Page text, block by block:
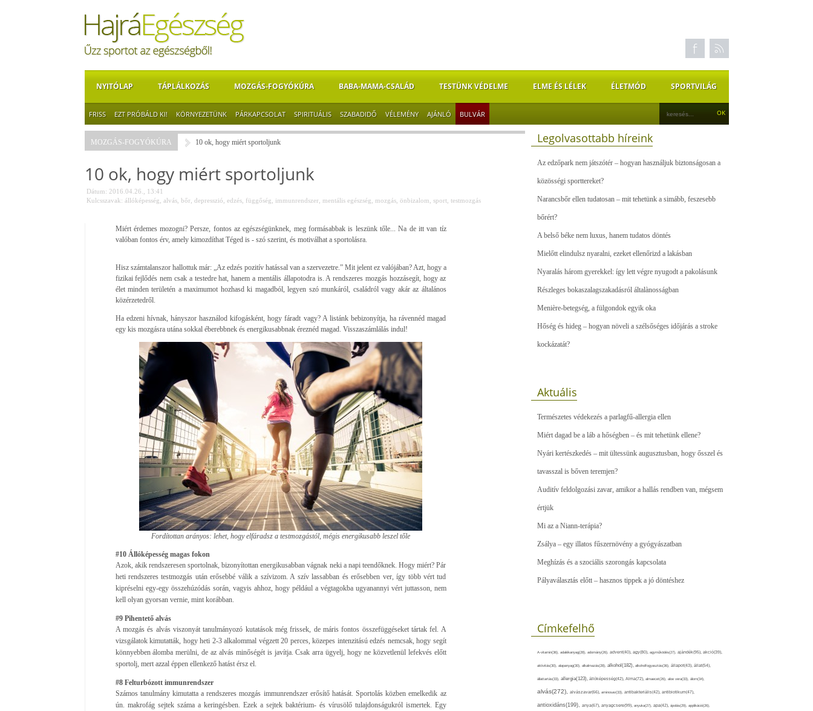
NYITÓLAP TÁPLÁLKOZÁS MOZGÁS-FOGYÓKÚRA BABA-MAMA-CSALÁD TESTÜNK VÉDELME ELME ÉS LÉLEK ÉLETMÓD SPORTVILÁG
FRISS EZT PRÓBÁLD KI! KÖRNYEZETÜNK PÁRKAPCSOLAT SPIRITUÁLIS SZABADIDŐ VÉLEMÉNY AJÁNLÓ BULVÁR
MOZGÁS-FOGYÓKÚRA 10 ok, hogy miért sportoljunk
10 ok, hogy miért sportoljunk
Dátum: 2016.04.26., 13:41
Kulcsszavak: állóképesség alvás, bőr, depresszió edzés, függőség immunrendszer, mentális egészség mozgás, önbizalom sport, testmozgás
Miért érdemes mozogni? Persze, fontos az egészségünknek, meg formásabbak is leszünk tőle... Na de itt van tíz
valóban fontos érv, amely kimozdíthat Téged is - szó szerint, és motiválhat a sportolásra.
Hisz számtalanszor hallottuk már: „Az edzés pozitív hatással van a szervezetre.” Mit jelent ez valójában? Azt, hogy a
fizikai fejlődés nem csak a testedre hat, hanem a mentális állapotodra is. A rendszeres mozgás hozzásegít, hogy az
élet minden területén a maximumot hozhasd ki magadból, legyen szó munkáról, családról vagy akár az általános
közérzetedről.
Ha edzeni hívnak, hányszor használod kifogásként, hogy fáradt vagy? A listánk bebizonyítja, ha rávennéd magad
egy kis mozgásra utána sokkal éberebbnek és energikusabbnak éreznéd magad. Visszaszámlálás indul!
Fordítottan arányos: lehet, hogy elfáradsz a testmozgástól, mégis energikusabb leszel tőle
#10 Állóképesség magas fokon
Azok, akik rendszeresen sportolnak, bizonyítottan energikusabban vágnak neki a napi teendőknek. Hogy miért? Pár
heti rendszeres testmozgás után erősebbé válik a szívizom. A szív lassabban és erősebben ver, így több vért tud
kipréselni egy-egy összehúzódás során, vagyis ahhoz, hogy például a végtagokba ugyanannyi vért juttasson, nem
kell olyan gyorsan vernie, mint korábban.
#9 Pihentető alvás
A mozgás és alvás viszonyát tanulmányozó kutatások még frissek, de máris fontos összefüggéseket tártak fel. A
vizsgálatok kimutatták, hogy heti 2-3 alkalommal végzett 20 perces, közepes intenzitású edzés nemcsak, hogy segít
könnyebben álomba merülni, de az alvás minőségét is javítja. Csak arra ügyelj, hogy ne közvetlenül lefekvés előtt
sportolj, mert azzal éppen ellenkező hatást érsz el.
#8 Felturbózott immunrendszer
Számos tanulmány kimutatta a rendszeres mozgás immunrendszer erősítő hatását. Sportolás közben emelkedik az
ún. makrofág sejtek száma a keringésben. Ezek a sejtek baktérium- és vírusölő tulajdonságukról ismertek. Egy
Legolvasottabb híreink
Az edzőpark nem játszótér – hogyan használjuk biztonságosan a
közösségi sporttereket?
Narancsbőr ellen tudatosan – mit tehetünk a simább, feszesebb
bőrért?
A belső béke nem luxus, hanem tudatos döntés
Mielőtt elindulsz nyaralni, ezeket ellenőrizd a lakásban
Nyaralás három gyerekkel: így lett végre nyugodt a pakolásunk
Részleges bokaszalagszakadásról általànosságban
Menière-betegség, a fülgondok egyik oka
Hőség és hideg – hogyan növeli a szélsőséges időjárás a stroke
kockázatát?
Aktuális
Természetes védekezés a parlagfű-allergia ellen
Miért dagad be a láb a hőségben – és mit tehetünk ellene?
Nyári kertészkedés – mit ültessünk augusztusban, hogy ősszel és
tavasszal is bőven teremjen?
Auditív feldolgozási zavar, amikor a hallás rendben van, mégsem
értjük
Mi az a Niann-terápia?
Zsálya – egy illatos fűszernövény a gyógyászatban
Meghízás és a szociális szorongás kapcsolata
Pályaválasztás előtt – hasznos tippek a jó döntéshez
Címkefelhő
A-vitamin(36), adalékanyag(28), adomány(26), advent(40), agy(80), agyműködés(27), ajándék(95), akció(39),
aktivitás(30), alapanyag(30), alkalmazás(28), alkohol(182), alkoholfogyasztás(36), állapot(43), állat(54),
állattartás(33), allergia(123), állóképesség(42), Alma(72), almaecet(26), aloe vera(33), álom(34),
alvás(272), alvászavar(66), aminosav(33), antibakteriális(42), antibiotikum(47),
antioxidáns(199), anya(67), anyagcsere(99), anyuka(27), apa(42), ápolás(29), applikáció(26),